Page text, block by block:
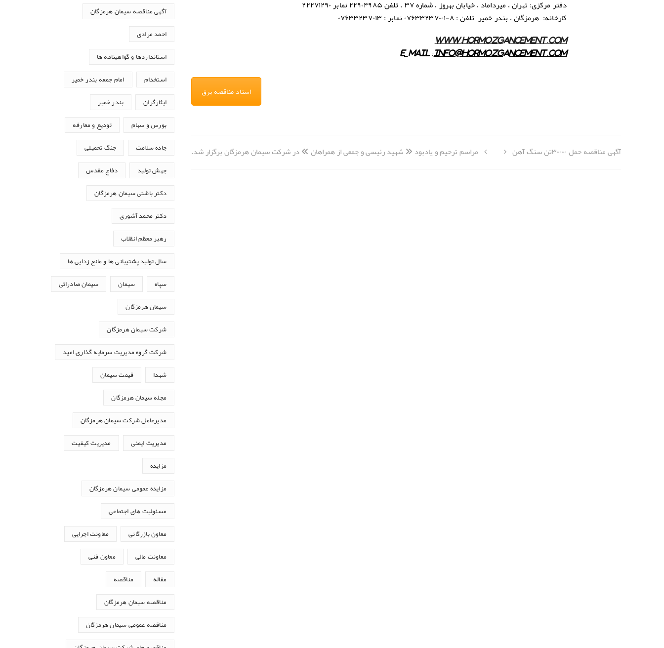
دفتر مرکزی: تهران ، میرداماد ، خیابان بهروز ، شماره ۳۷ . تلفن ۲۲۹۰۴۹۸۵ نمابر ۲۲۲۷۱۲۹۰
کارخانه: هرمزگان ، بندر خمیر تلفن : ۸-۰۷۶۳۳۲۳۷۰۰۱ نمابر :
۰۷۶۳۳۲۳۷۰۱۳
www.hormozgancement.com
e_mail :info@hormozgancement.com
اسناد مناقصه برق
مراسم ترحیم و یادبود « شهید رئیسی و جمعی از همراهان » در شرکت سیمان هرمزگان برگزار شد. آگهی مناقصه حمل ۳۰۰۰۰تن سنگ آهن
آگهی مناقصه سیمان هرمزگان
احمد مرادی
استانداردها و گواهینامه ها
استخدام امام جمعه بندر خمیر
ایثارگران بندر خمیر
بورس و سهام تودیع و معارفه
جاده سلامت جنگ تحمیلی
جهش تولید دفاع مقدس
دکتر باشتی سیمان هرمزگان
دکتر محمد آشوری
رهبر معظم انقلاب
سال تولید پشتیبانی ها و مانع زدایی ها
سپاه سیمان سیمان صادراتی
سیمان هرمزگان
شرکت سیمان هرمزگان
شرکت گروه مدیریت سرمایه گذاری امید
شهدا قیمت سیمان
مجله سیمان هرمزگان
مدیرعامل شرکت سیمان هرمزگان
مدیریت ایمنی مدیریت کیفیت
مزایده
مزایده عمومی سیمان هرمزگان
مسئولیت های اجتماعی
معاون بازرگانی معاونت اجرایی
معاونت مالی معاون فنی
مقاله مناقصه
مناقصه سیمان هرمزگان
مناقصه عمومی سیمان هرمزگان